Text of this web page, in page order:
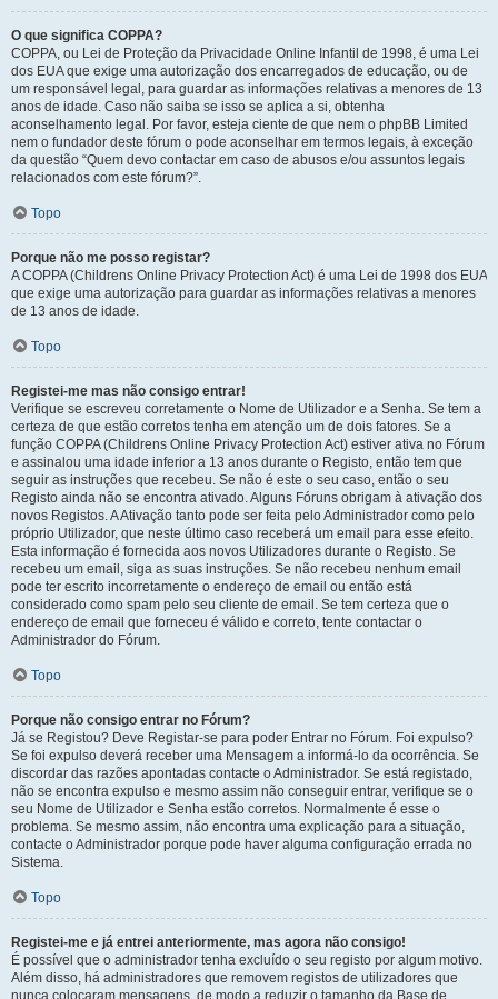
O que significa COPPA?
COPPA, ou Lei de Proteção da Privacidade Online Infantil de 1998, é uma Lei
dos EUA que exige uma autorização dos encarregados de educação, ou de
um responsável legal, para guardar as informações relativas a menores de 13
anos de idade. Caso não saiba se isso se aplica a si, obtenha
aconselhamento legal. Por favor, esteja ciente de que nem o phpBB Limited
nem o fundador deste fórum o pode aconselhar em termos legais, à exceção
da questão “Quem devo contactar em caso de abusos e/ou assuntos legais
relacionados com este fórum?”.
Topo
Porque não me posso registar?
A COPPA (Childrens Online Privacy Protection Act) é uma Lei de 1998 dos EUA
que exige uma autorização para guardar as informações relativas a menores
de 13 anos de idade.
Topo
Registei-me mas não consigo entrar!
Verifique se escreveu corretamente o Nome de Utilizador e a Senha. Se tem a
certeza de que estão corretos tenha em atenção um de dois fatores. Se a
função COPPA (Childrens Online Privacy Protection Act) estiver ativa no Fórum
e assinalou uma idade inferior a 13 anos durante o Registo, então tem que
seguir as instruções que recebeu. Se não é este o seu caso, então o seu
Registo ainda não se encontra ativado. Alguns Fóruns obrigam à ativação dos
novos Registos. A Ativação tanto pode ser feita pelo Administrador como pelo
próprio Utilizador, que neste último caso receberá um email para esse efeito.
Esta informação é fornecida aos novos Utilizadores durante o Registo. Se
recebeu um email, siga as suas instruções. Se não recebeu nenhum email
pode ter escrito incorretamente o endereço de email ou então está
considerado como spam pelo seu cliente de email. Se tem certeza que o
endereço de email que forneceu é válido e correto, tente contactar o
Administrador do Fórum.
Topo
Porque não consigo entrar no Fórum?
Já se Registou? Deve Registar-se para poder Entrar no Fórum. Foi expulso?
Se foi expulso deverá receber uma Mensagem a informá-lo da ocorrência. Se
discordar das razões apontadas contacte o Administrador. Se está registado,
não se encontra expulso e mesmo assim não conseguir entrar, verifique se o
seu Nome de Utilizador e Senha estão corretos. Normalmente é esse o
problema. Se mesmo assim, não encontra uma explicação para a situação,
contacte o Administrador porque pode haver alguma configuração errada no
Sistema.
Topo
Registei-me e já entrei anteriormente, mas agora não consigo!
É possível que o administrador tenha excluído o seu registo por algum motivo.
Além disso, há administradores que removem registos de utilizadores que
nunca colocaram mensagens, de modo a reduzir o tamanho da Base de